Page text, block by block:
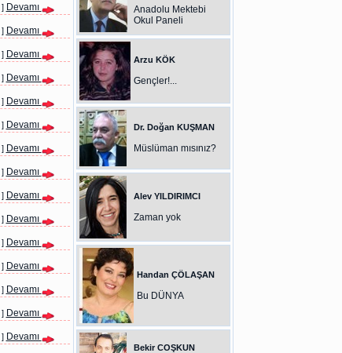
] Devamı
] Devamı
] Devamı
] Devamı
] Devamı
] Devamı
] Devamı
] Devamı
] Devamı
] Devamı
] Devamı
] Devamı
] Devamı
] Devamı
] Devamı
Anadolu Mektebi
Okul Paneli
Arzu KÖK
Gençler!...
Dr. Doğan KUŞMAN
Müslüman mısınız?
Alev YILDIRIMCI
Zaman yok
Handan ÇÖLAŞAN
Bu DÜNYA
Bekir COŞKUN